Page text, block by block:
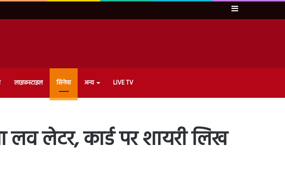
Sidebar
लाइफ़स्टाइल सिनेमा अन्य LIVE TV
लेटर, कार्ड पर शायरी लिख